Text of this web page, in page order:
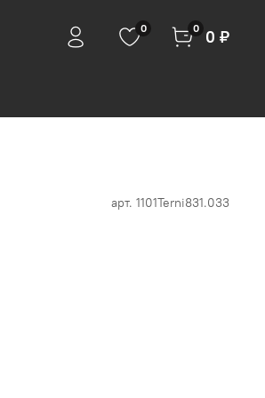
0 0 0 ₽
арт. 1101Terni831.033